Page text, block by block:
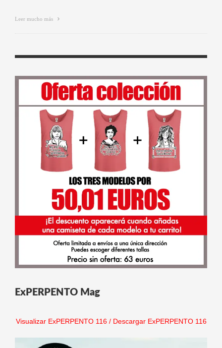
Leer mucho más
ExPERPENTO Mag
Visualizar ExPERPENTO 116/ Descargar ExPERPENTO 116